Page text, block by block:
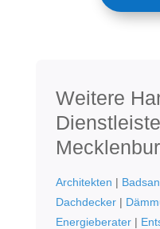
Weitere
Architekten |
Dachdecker|
Energieberater|